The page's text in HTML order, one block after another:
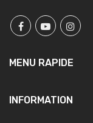
MENU RAPIDE
INFORMATION